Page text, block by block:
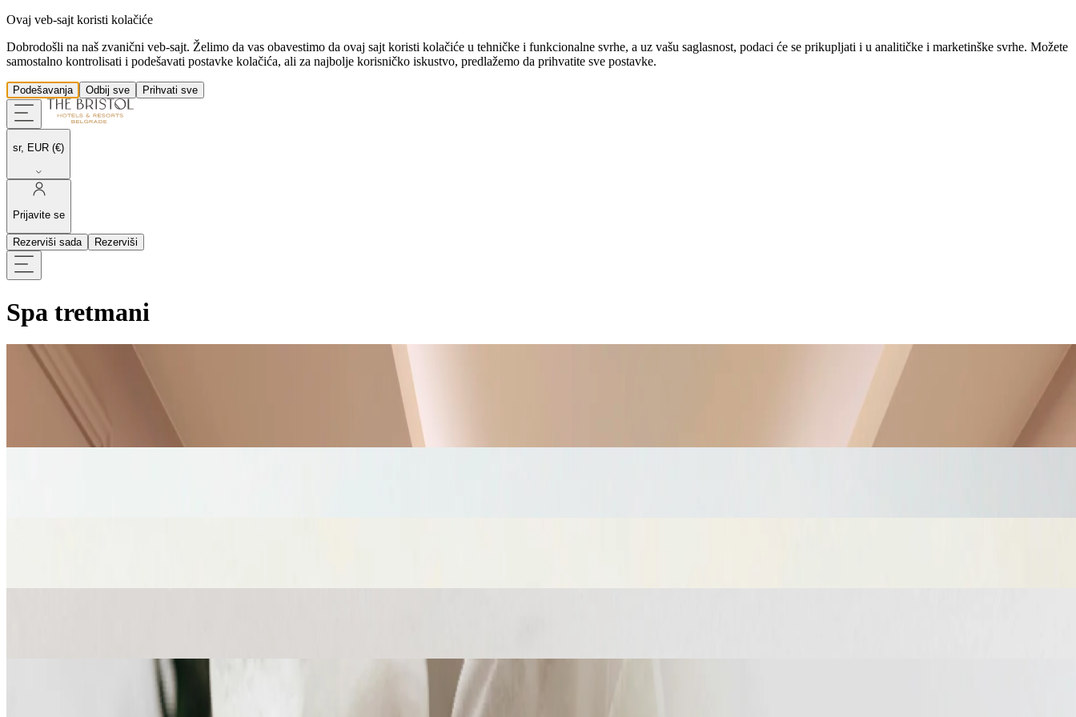
Ovaj veb-sajt koristi kolačiće
Dobrodošli na naš zvanični veb-sajt. Želimo da vas obavestimo da ovaj sajt koristi kolačiće u tehničke i funkcionalne svrhe, a uz vašu saglasnost, podaci će se prikupljati i u analitičke i marketinške svrhe. Možete
samostalno kontrolisati i podešavati postavke kolačića, ali za najbolje korisničko iskustvo, predlažemo da prihvatite sve postavke.
Podešavanja Odbij sve Prihvati sve
sr, EUR (€)
Prijavite se
Rezerviši sada Rezerviši
Spa tretmani
Spa Meni